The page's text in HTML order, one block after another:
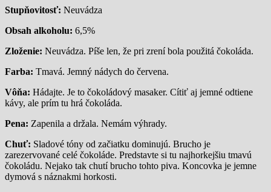
Stupňovitosť: Neuvádza
Obsah alkoholu: 6,5%
Zloženie: Neuvádza. Píše len, že pri zrení bola použitá čokoláda.
Farba: Tmavá. Jemný nádych do červena.
Vôňa: Hádajte. Je to čokoládový masaker. Cítiť aj jemné odtiene
kávy, ale prím tu hrá čokoláda.
Pena: Zapenila a držala. Nemám výhrady.
Chuť: Sladové tóny od začiatku dominujú. Brucho je
zarezervované celé čokoláde. Predstavte si tu najhorkejšiu tmavú
čokoládu. Nejako tak chutí brucho tohto piva. Koncovka je jemne
dymová s náznakmi horkosti.